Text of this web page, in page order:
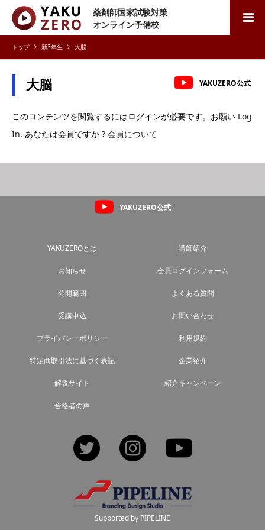
薬剤師国家試験対策
オンライン予備校
検索
新3年生 大脳
大脳 YAKUZERO公式
このコンテンツを閲覧するにはログインが必要です。お願い Log
In. あなたは会員ですか ? 会員について
YAKUZERO公式
YAKUZEROとは 講師紹介
お知らせ 会員ログインフォーム
公開範囲 よくある質問
受講申込 お問い合わせ
プライバシーポリシー 利用規約
特定商取引法に基づく表記 企業紹介
解説サイト 紹介キャンペーン
合格者の声
Twitter Instagram
Supported by PIPELINE